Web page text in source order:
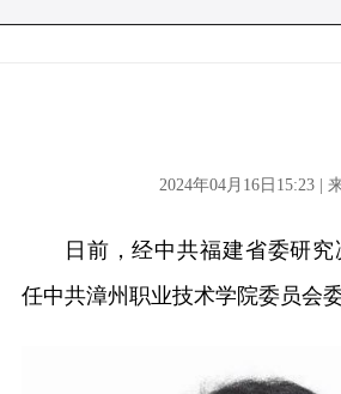
2024年04月16日15:23 |
日前，经中共福建省委研
任中共漳州职业技术学院委员会